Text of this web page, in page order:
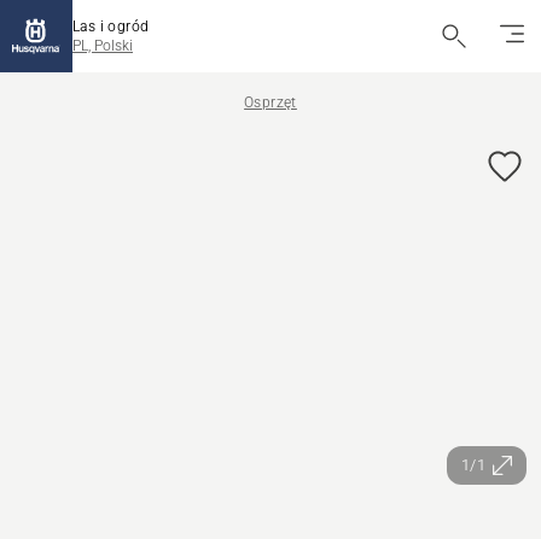
Las i ogród
PL, Polski
Osprzęt
1/1